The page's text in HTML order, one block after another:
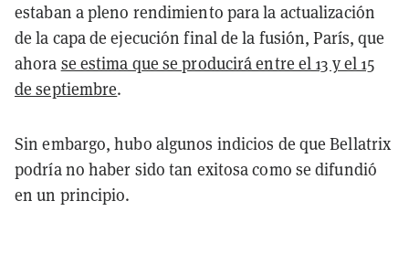
estaban a pleno rendimiento para la actualización
de la capa de ejecución final de la fusión, París, que
ahora se estima que se producirá entre el 13 y el 15
de septiembre.
Sin embargo, hubo algunos indicios de que Bellatrix
podría no haber sido tan exitosa como se difundió
en un principio.